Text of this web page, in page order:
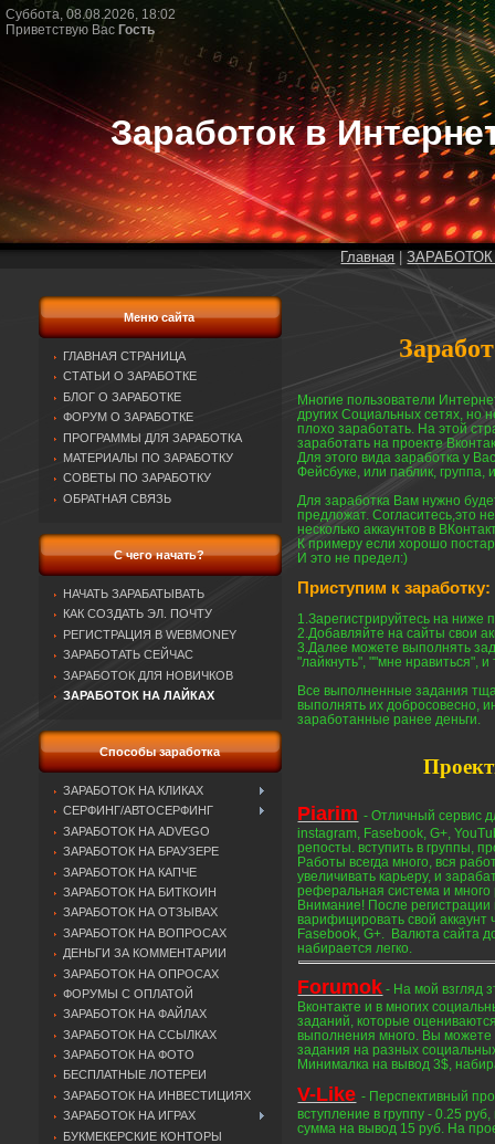
Суббота, 08.08.2026, 18:02
Приветствую Вас Гость
Заработок в
Главная |
Меню сайта
ГЛАВНАЯ СТРАНИЦА
СТАТЬИ О ЗАРАБОТКЕ
БЛОГ О ЗАРАБОТКЕ
ФОРУМ О ЗАРАБОТКЕ
ПРОГРАММЫ ДЛЯ ЗАРАБОТКА
МАТЕРИАЛЫ ПО ЗАРАБОТКУ
СОВЕТЫ ПО ЗАРАБОТКУ
ОБРАТНАЯ СВЯЗЬ
С чего начать?
НАЧАТЬ ЗАРАБАТЫВАТЬ
КАК СОЗДАТЬ ЭЛ. ПОЧТУ
РЕГИСТРАЦИЯ В WEBMONEY
ЗАРАБОТАТЬ СЕЙЧАС
ЗАРАБОТОК ДЛЯ НОВИЧКОВ
ЗАРАБОТОК НА ЛАЙКАХ
Способы заработка
ЗАРАБОТОК НА КЛИКАХ
СЕРФИНГ/АВТОСЕРФИНГ
ЗАРАБОТОК НА ADVEGO
ЗАРАБОТОК НА БРАУЗЕРЕ
ЗАРАБОТОК НА КАПЧЕ
ЗАРАБОТОК НА БИТКОИН
ЗАРАБОТОК НА ОТЗЫВАХ
ЗАРАБОТОК НА ВОПРОСАХ
ДЕНЬГИ ЗА КОММЕНТАРИИ
ЗАРАБОТОК НА ОПРОСАХ
ФОРУМЫ С ОПЛАТОЙ
ЗАРАБОТОК НА ФАЙЛАХ
ЗАРАБОТОК НА ССЫЛКАХ
ЗАРАБОТОК НА ФОТО
БЕСПЛАТНЫЕ ЛОТЕРЕИ
ЗАРАБОТОК НА ИНВЕСТИЦИЯХ
ЗАРАБОТОК НА ИГРАХ
БУКМЕКЕРСКИЕ КОНТОРЫ
Многие пользователи
других Социальных сетях, но
плохо заработать. На этой
заработать на проекте
Для этого вида заработка у
Фейсбуке, или паблик, группа,
Для заработка Вам нужно
предложат. Согласитесь,это
несколько аккаунтов в
К примеру если хорошо
И это не предел:)
Приступим к заработку:
1.Зарегистрируйтесь на ниже
2.Добавляйте на сайты свои
3.Далее можете выполнять
"лайкнуть", ""мне нравиться", и
Все выполненные задания
выполнять их добросовесно,
заработанные ранее деньги.
Piarim - Отличный сервис
instagram, Fasebook, G+,
репосты. вступить в группы,
Работы всегда много, вся
увеличивать карьеру, и
реферальная система и
Внимание! После
варифицировать свой
Fasebook, G+. Валюта сайта
набирается легко.
Forumok - На мой взгляд
Вконтакте и в многих
заданий, которые
выполнения много. Вы можете
задания на разных
Минималка на вывод 3$,
V-Like - Перспективный
вступление в группу - 0.25
сумма на вывод 15 руб. На